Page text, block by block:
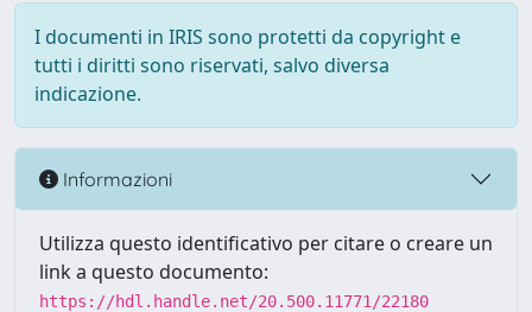
I documenti in IRIS sono protetti da copyright e
tutti i diritti sono riservati, salvo diversa
indicazione.
Informazioni
Utilizza questo identificativo per citare o creare un
link a questo documento:
https://hdl.handle.net/20.500.11771/22180